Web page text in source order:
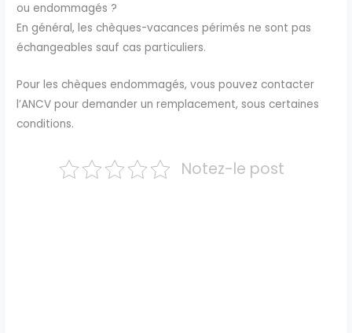
ou endommagés ?
En général, les chèques-vacances périmés ne sont pas
échangeables sauf cas particuliers.
Pour les chèques endommagés, vous pouvez contacter
l’ANCV pour demander un remplacement, sous certaines
conditions.
Notez-le post